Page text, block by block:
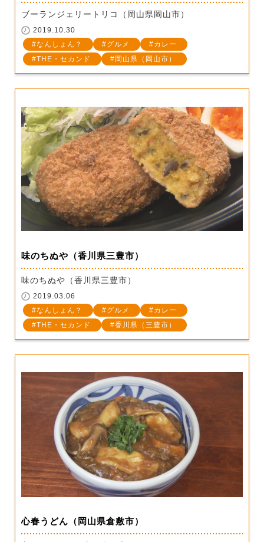
ブーランジェリートリコ（岡山県岡山市）
2019.10.30
なんしょん？
グルメ
カレー
THE・セカンド
岡山県（岡山市）
味のちぬや（香川県三豊市）
味のちぬや（香川県三豊市）
2019.03.06
なんしょん？
グルメ
カレー
THE・セカンド
香川県（三豊市）
心春うどん（岡山県倉敷市）